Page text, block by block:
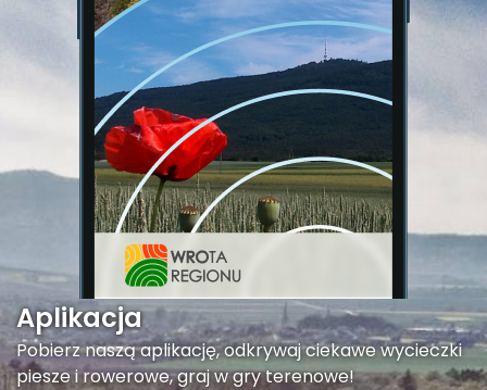
Aplikacja
Pobierz naszą aplikację, odkrywaj ciekawe wycieczki
piesze i rowerowe, graj w gry terenowe!